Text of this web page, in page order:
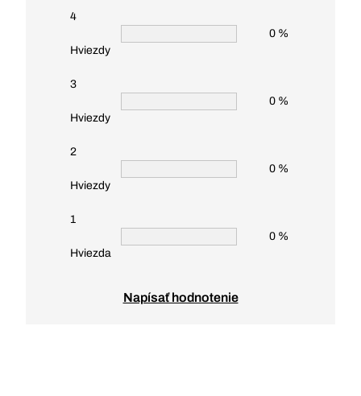
4
Hviezdy
0 %
3
Hviezdy
0 %
2
Hviezdy
0 %
1
Hviezda
0 %
Napísať hodnotenie